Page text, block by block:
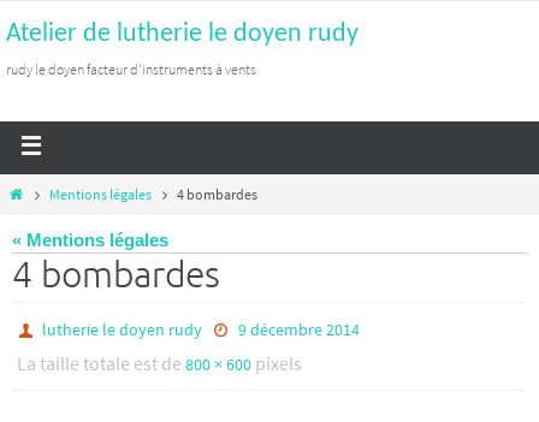
Atelier de lutherie le doyen rudy
rudy le doyen facteur d'instruments à vents
Mentions légales 4 bombardes
« Mentions légales
4 bombardes
lutherie le doyen rudy 9 décembre 2014
La taille totale est de 800 × 600 pixels